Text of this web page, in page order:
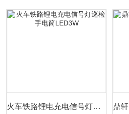
火车铁路锂电充电信号灯巡检手电筒LED3W